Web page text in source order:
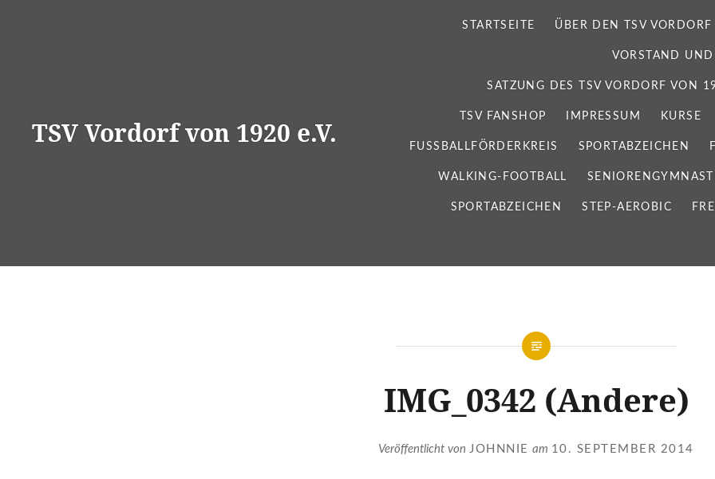
TSV Vordorf von 1920 e.V.
STARTSEITE ÜBER DEN TSV VORDORF
VORSTAND
SATZUNG DES TSV VORDORF VON
TSV FANSHOP IMPRESSUM KURSE
FUSSBALLFÖRDERKREIS SPORTABZEICHEN
WALKING-FOOTBALL
SPORTABZEICHEN STEP-AEROBIC
IMG_0342 (Andere)
Veröffentlicht von JOHNNIE am 10. SEPTEMBER 2014